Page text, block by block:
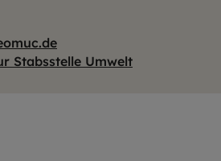
Stabsstelle Umwelt